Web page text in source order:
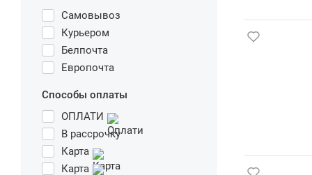
Самовывоз
Курьером
Белпочта
Европочта
Способы оплаты
ОПЛАТИ
В рассрочку
Карта
Карта